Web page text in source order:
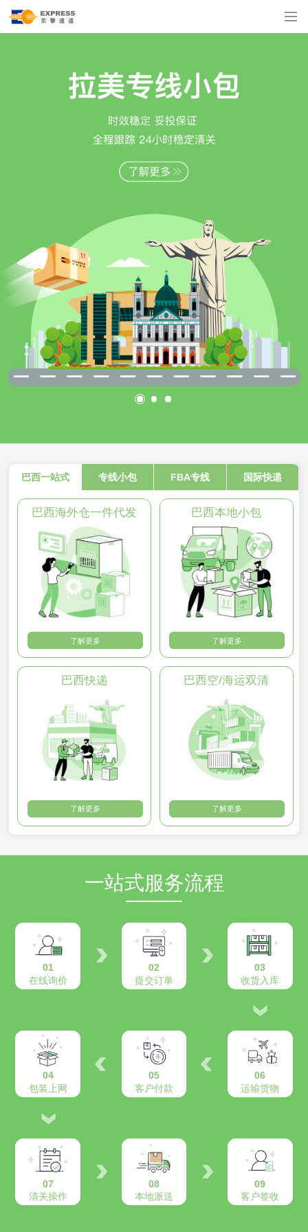
巴西一站式 专线小包 FBA专线 国际快递
巴西海外仓一件代发
了解更多
巴西本地小包
了解更多
巴西快递
了解更多
巴西空/海运双清
了解更多
一站式服务流程
01
在线询价
02
提交订单
03
收货入库
04
包装上网
05
客户付款
06
运输货物
07
清关操作
08
本地派送
09
客户签收